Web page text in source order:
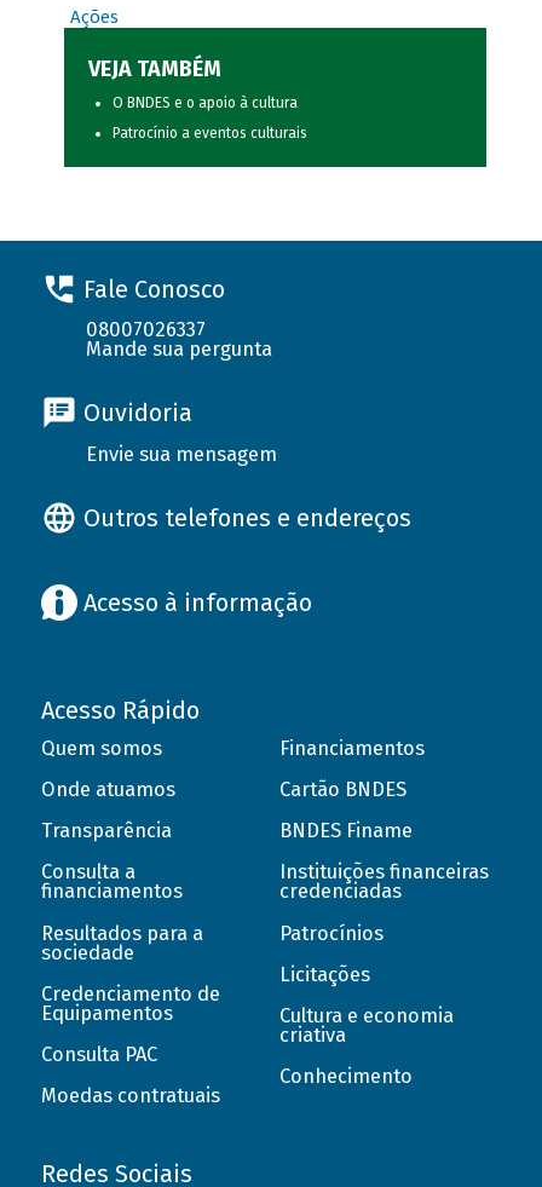
Ações
VEJA TAMBÉM
O BNDES e o apoio à cultura
Patrocínio a eventos culturais
Fale Conosco
08007026337
Mande sua pergunta
Ouvidoria
Envie sua mensagem
Outros telefones e endereços
Acesso à informação
Acesso Rápido
Quem somos
Onde atuamos
Transparência
Consulta a
financiamentos
Resultados para a
sociedade
Credenciamento de
Equipamentos
Consulta PAC
Moedas contratuais
Financiamentos
Cartão BNDES
BNDES Finame
Instituições financeiras
credenciadas
Patrocínios
Licitações
Cultura e economia
criativa
Conhecimento
Redes Sociais